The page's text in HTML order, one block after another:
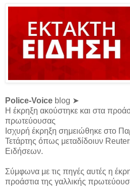
Police-Voice blog ➤
Η έκρηξη ακούστηκε και στα
πρωτεύουσας
Ισχυρή έκρηξη σημειώθηκε στο
Τετάρτης όπως μεταδίδοιυν
Ειδήσεων.
Σύμφωνα με τις πηγές αυτές η
προάστια της γαλλικής